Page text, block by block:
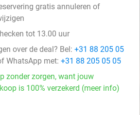
gratis annuleren of
tot 13.00 uur
over de deal? Bel: +31 88 205 05
WhatsApp met: +31 88 205 05 05
zonder zorgen, want jouw
is 100% verzekerd (meer info)